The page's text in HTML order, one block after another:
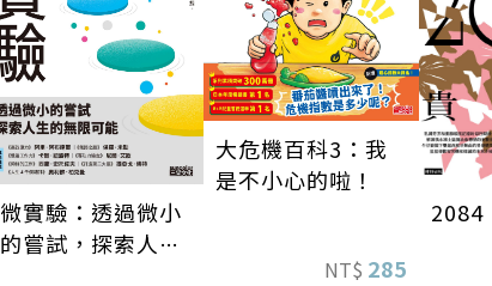
微實驗：透過微小
的嘗試，探索人生
大危機百科3：我
是不小心的啦！
NT$ 285
2084